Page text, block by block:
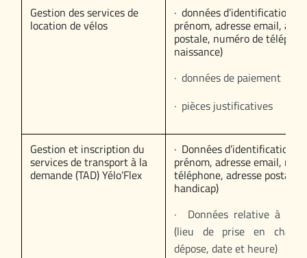
Gestion des services de
location de vélos
· données d’identification
prénom, adresse email,
postale, numéro de
naissance)
· données de paiement
· pièces justificatives
Gestion et inscription du
services de transport à la
demande (TAD) Yélo’Flex
· Données d’identification
prénom, adresse email,
téléphone, adresse postale,
handicap)
· Données relative à la
(lieu de prise en
dépose, date et heure)